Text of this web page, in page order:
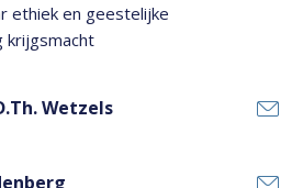
ethiek en geestelijke
krijgsmacht
Wetzels